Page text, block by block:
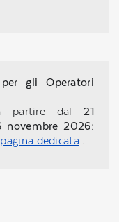
gli Operatori
a partire dal21
novembre 2026:
pagina dedicata.